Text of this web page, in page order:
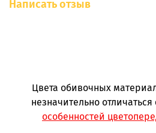
Написать отзыв
Цвета обивочных
незначительно
особенностей